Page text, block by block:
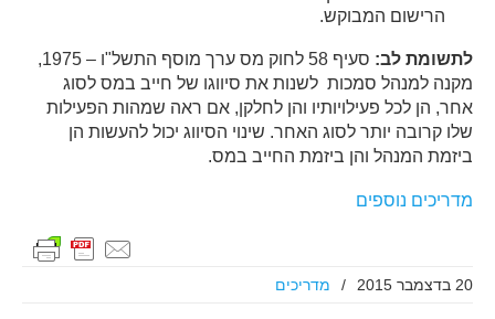
הרישום המבוקש.
לתשומת לב:
סעיף 58 לחוק מס ערך מוסף התשל"ו – 1975,
מקנה למנהל סמכות לשנות את סיווגו של חייב במס לסוג
אחר, הן לכל פעילויותיו והן לחלקן, אם ראה שמהות הפעילות
שלו קרובה יותר לסוג האחר. שינוי הסיווג יכול להעשות הן
ביזמת המנהל והן ביזמת החייב במס.
מדריכים נוספים
20 בדצמבר 2015 / מדריכים